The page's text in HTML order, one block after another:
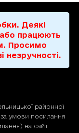
Деякі
працюють
Просимо
незручності.
районної
за умови посилання
на сайт